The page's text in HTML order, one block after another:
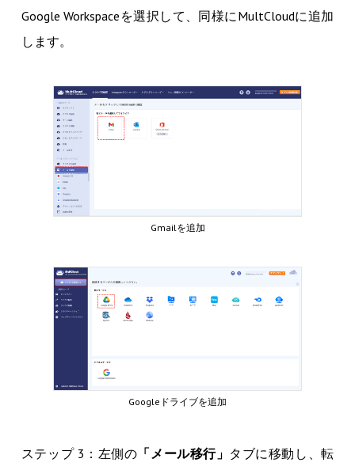
Google Workspaceを選択して、同様にMultCloudに追加
します。
Gmailを追加
Googleドライブを追加
ステップ 3：左側の 「メール移行」 タブに移動し、転